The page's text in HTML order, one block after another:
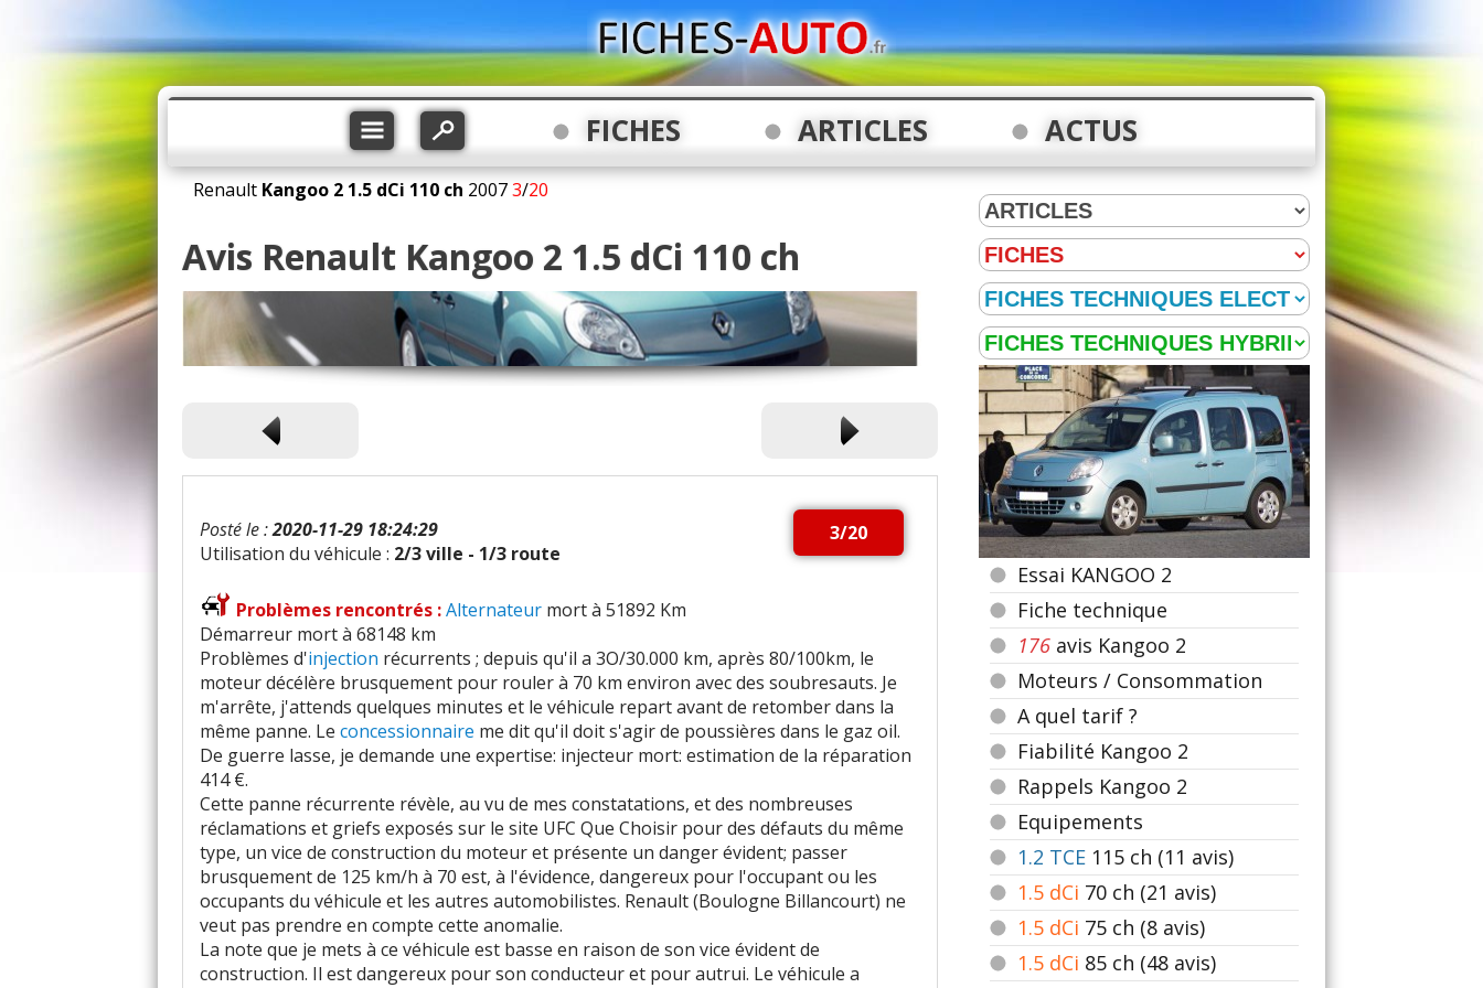
FICHES ARTICLES ACTUS
Renault Kangoo 2 1.5 dCi 110 ch 20073/20
Avis Renault Kangoo 2 1.5 dCi 110 ch
3/20
Posté le :2020-11-29 18:24:29
Utilisation du véhicule : 2/3 ville - 1/3 route
Problèmes rencontrés :Alternateur mort à 51892 Km
Démarreur mort à 68148 km
Problèmes d'injection récurrents ; depuis qu'il a 3O/30.000 km, après 80/100km, le
moteur décélère brusquement pour rouler à 70 km environ avec des soubresauts. Je
m'arrête, j'attends quelques minutes et le véhicule repart avant de retomber dans la
même panne. Le concessionnaire me dit qu'il doit s'agir de poussières dans le gaz oil.
De guerre lasse, je demande une expertise: injecteur mort: estimation de la réparation
414 €.
Cette panne récurrente révèle, au vu de mes constatations, et des nombreuses
réclamations et griefs exposés sur le site UFC Que Choisir pour des défauts du même
type, un vice de construction du moteur et présente un danger évident; passer
brusquement de 125 km/h à 70 est, à l'évidence, dangereux pour l'occupant ou les
occupants du véhicule et les autres automobilistes. Renault (Boulogne Billancourt) ne
veut pas prendre en compte cette anomalie.
La note que je mets à ce véhicule est basse en raison de son vice évident de
construction. Il est dangereux pour son conducteur et pour autrui. Le véhicule a
Essai KANGOO 2
Fiche technique
176 avis Kangoo 2
Moteurs / Consommation
A quel tarif ?
Fiabilité Kangoo 2
Rappels Kangoo 2
Equipements
1.2 TCE 115 ch (11 avis)
1.5 dCi 70 ch (21 avis)
1.5 dCi 75 ch (8 avis)
1.5 dCi 85 ch (48 avis)